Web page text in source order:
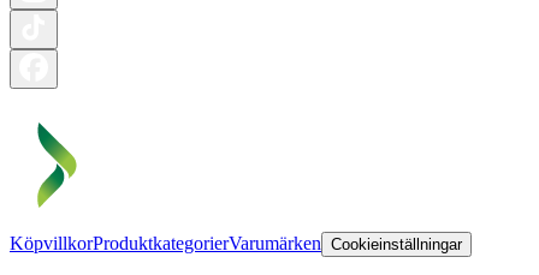
KöpvillkorProduktkategorierVarumärken Cookieinställningar